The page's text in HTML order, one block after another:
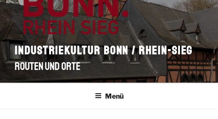
INDUSTRIEKULTUR BONN / RHEIN-SIEG
ROUTEN UND ORTE
Menü